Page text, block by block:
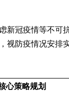
新冠疫情等不可
视防疫情况安排
心策略规划